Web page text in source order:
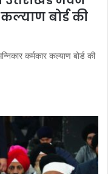
बोर्ड की
कर्मकार कल्याण बोर्ड की